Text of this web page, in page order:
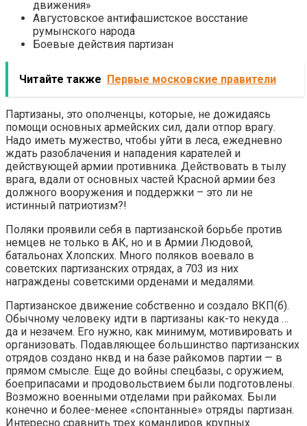
движения»
Августовское антифашистское восстание
румынского народа
Боевые действия партизан
Читайте также Первые московские правители
Партизаны, это ополченцы, которые, не дожидаясь
помощи основных армейских сил, дали отпор врагу.
Надо иметь мужество, чтобы уйти в леса, ежедневно
ждать разоблачения и нападения карателей и
действующей армии противника. Действовать в тылу
врага, вдали от основных частей Красной армии без
должного вооружения и поддержки – это ли не
истинный патриотизм?!
Поляки проявили себя в партизанской борьбе против
немцев не только в АК, но и в Армии Людовой,
батальонах Хлопских. Много поляков воевало в
советских партизанских отрядах, а 703 из них
награждены советскими орденами и медалями.
Партизанское движение собственно и создало ВКП(б).
Обычному человеку идти в партизаны как-то некуда …
да и незачем. Его нужно, как минимум, мотивировать и
организовать. Подавляющее большинство партизанских
отрядов создано нквд и на базе райкомов партии — в
прямом смысле. Еще до войны спецбазы, с оружием,
боеприпасами и продовольствием были подготовлены.
Возможно военными отделами при райкомах. Были
конечно и более-менее «спонтанные» отряды партизан.
Интересно сравнить трех командиров крупных